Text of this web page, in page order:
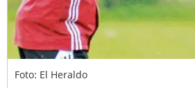
Foto: El Heraldo